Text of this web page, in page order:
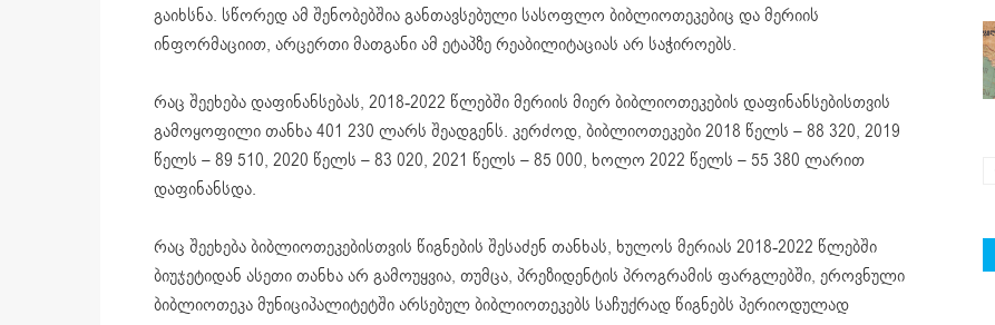
გაიხსნა. სწორედ ამ შენობებშია განთავსებული სასოფლო ბიბლიოთეკებიც და მერიის
ინფორმაციით, არცერთი მათგანი ამ ეტაპზე რეაბილიტაციას არ საჭიროებს.
რაც შეეხება დაფინანსებას, 2018-2022 წლებში მერიის მიერ ბიბლიოთეკების დაფინანსებისთვის
გამოყოფილი თანხა 401 230 ლარს შეადგენს. კერძოდ, ბიბლიოთეკები 2018 წელს – 88 320, 2019
წელს – 89 510, 2020 წელს – 83 020, 2021 წელს – 85 000, ხოლო 2022 წელს – 55 380 ლარით
დაფინანსდა.
რაც შეეხება ბიბლიოთეკებისთვის წიგნების შესაძენ თანხას, ხულოს მერიას 2018-2022 წლებში
ბიუჯეტიდან ასეთი თანხა არ გამოუყვია, თუმცა, პრეზიდენტის პროგრამის ფარგლებში, ეროვნული
ბიბლიოთეკა მუნიციპალიტეტში არსებულ ბიბლიოთეკებს საჩუქრად წიგნებს პერიოდულად